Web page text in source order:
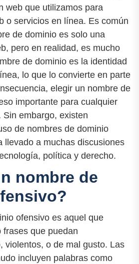
web que utilizamos para
o servicios en línea. Es común
de dominio es solo una
pero en realidad, es mucho
de dominio es la identidad
lo que lo convierte en parte
elegir un nombre de
importante para cualquier
Sin embargo, existen
de nombres de dominio
llevado a muchas discusiones
política y derecho.
nombre de
ofensivo es aquel que
que puedan
violentos, o de mal gusto. Las
incluyen palabras como